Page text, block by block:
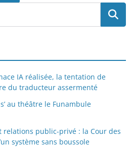
IA réalisée, la tentation de
du traducteur assermenté
au théâtre le Funambule
relations public-privé : la Cour des
système sans boussole